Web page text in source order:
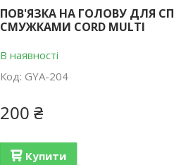
ПОВ'ЯЗКА НА ГОЛОВУ ДЛЯ
СМУЖКАМИ CORD MULTI
В наявності
Код: GYA-204
200 ₴
Купити